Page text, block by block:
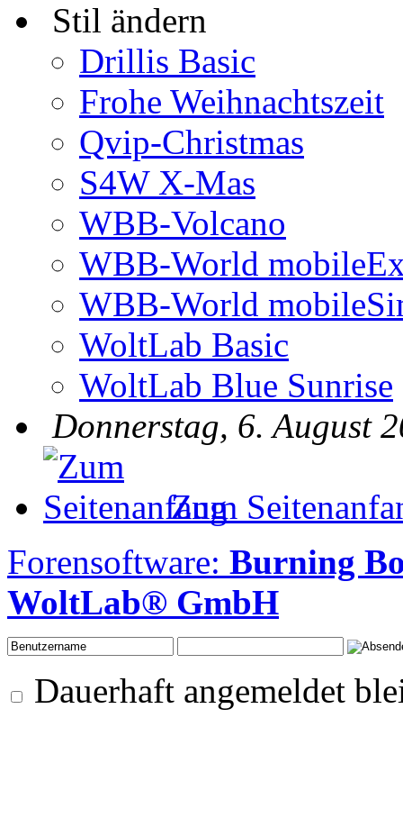
Stil ändern
Drillis Basic
Frohe Weihnachtszeit
Qvip-Christmas
S4W X-Mas
WBB-Volcano
WBB-World
WBB-World
WoltLab Basic
WoltLab Blue Sunrise
Donnerstag, 6. August
Zum
Forensoftware: Burning
WoltLab® GmbH
Dauerhaft angemeldet